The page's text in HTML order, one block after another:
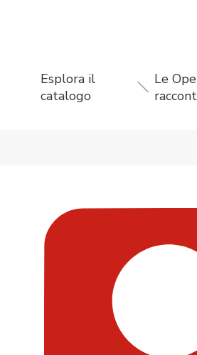
Esplora il
catalogo
Le